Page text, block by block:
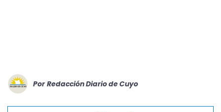
Por Redacción Diario de Cuyo